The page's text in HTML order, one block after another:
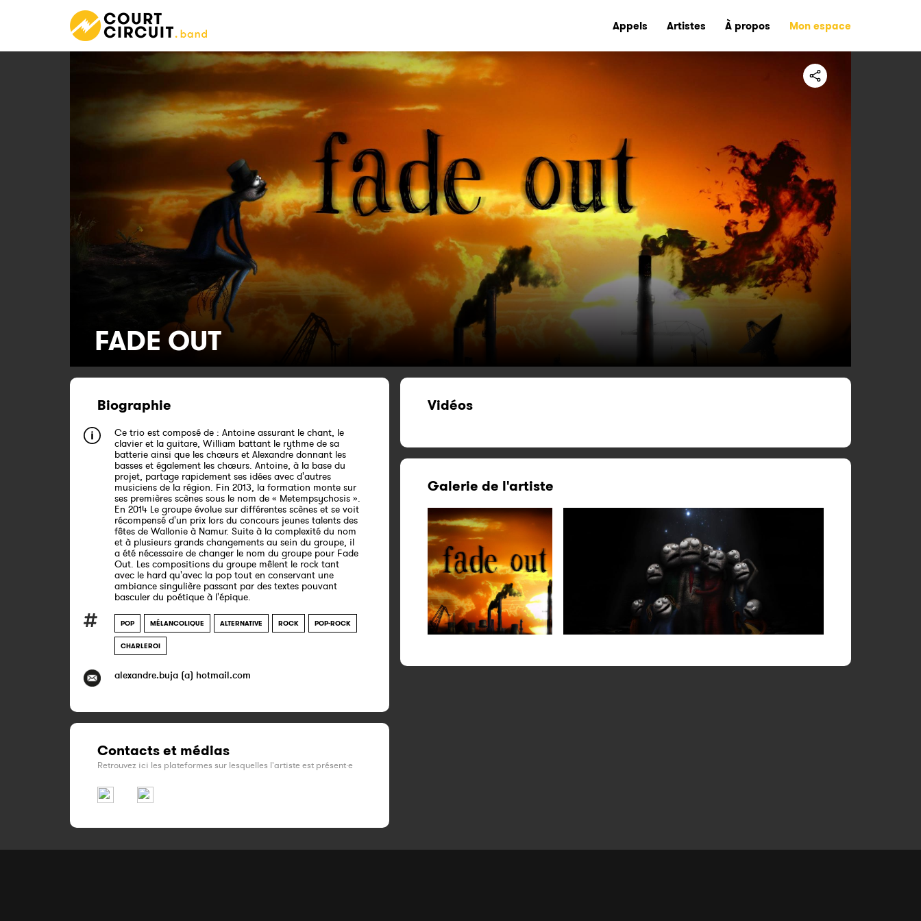
Appels Artistes À propos Mon espace
FADE OUT
Biographie
Ce trio est composé de : Antoine assurant le chant, le
clavier et la guitare, William battant le rythme de sa
batterie ainsi que les chœurs et Alexandre donnant les
basses et également les chœurs. Antoine, à la base du
projet, partage rapidement ses idées avec d'autres
musiciens de la région. Fin 2013, la formation monte sur
ses premières scènes sous le nom de « Metempsychosis ».
En 2014 Le groupe évolue sur différentes scènes et se voit
récompensé d'un prix lors du concours jeunes talents des
fêtes de Wallonie à Namur. Suite à la complexité du nom
et à plusieurs grands changements au sein du groupe, il
a été nécessaire de changer le nom du groupe pour Fade
Out. Les compositions du groupe mêlent le rock tant
avec le hard qu'avec la pop tout en conservant une
ambiance singulière passant par des textes pouvant
basculer du poétique à l'épique.
POP MÉLANCOLIQUE ALTERNATIVE ROCK POP-ROCK
CHARLEROI
alexandre.buja (a) hotmail.com
Contacts et médias
Retrouvez ici les plateformes sur lesquelles l'artiste est présent·e
Vidéos
Galerie de l'artiste